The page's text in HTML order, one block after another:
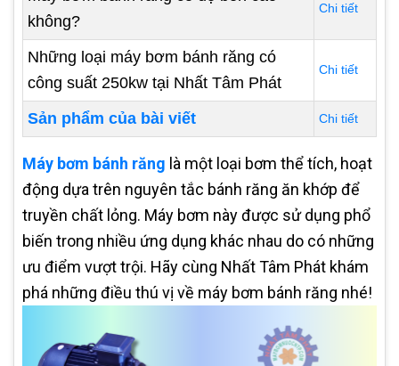
không?
Chi tiết
Những loại máy bơm bánh răng có
công suất 250kw tại Nhất Tâm Phát
Chi tiết
Sản phẩm của bài viết Chi tiết
Máy bơm bánh răng là một loại bơm thể tích, hoạt
động dựa trên nguyên tắc bánh răng ăn khớp để
truyền chất lỏng. Máy bơm này được sử dụng phổ
biến trong nhiều ứng dụng khác nhau do có những
ưu điểm vượt trội. Hãy cùng Nhất Tâm Phát khám
phá những điều thú vị về máy bơm bánh răng nhé!